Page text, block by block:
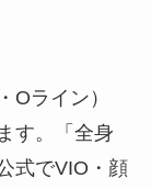
Oライン）
す。「全身
式でVIO・顔